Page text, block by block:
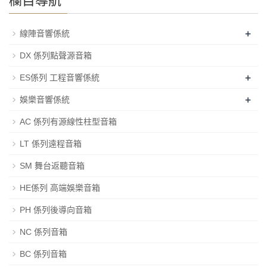
線陣音響係統 +
DX 係列點聲源音箱
ES係列 工程音響係統 +
娛樂音響係統 +
AC 係列有源線性柱型音箱
LT 係列遠程音箱
SM 舞台返聽音箱
HE係列 高端娛樂音箱
PH 係列後導向音箱
NC 係列音箱
BC 係列音箱